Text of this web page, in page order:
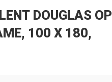
DOUGLAS OP
100 X 180,